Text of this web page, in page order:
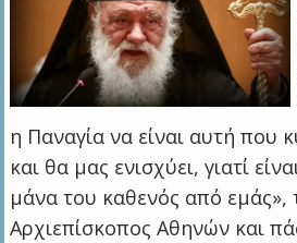
η Παναγία να είναι αυτή που
και θα μας ενισχύει, γιατί
μάνα του καθενός από εμάς»,
Αρχιεπίσκοπος Αθηνών και